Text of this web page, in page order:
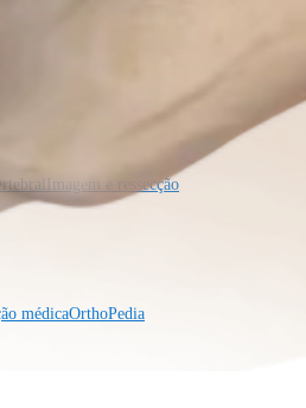
Imagem e ressecção
médicaOrthoPedia